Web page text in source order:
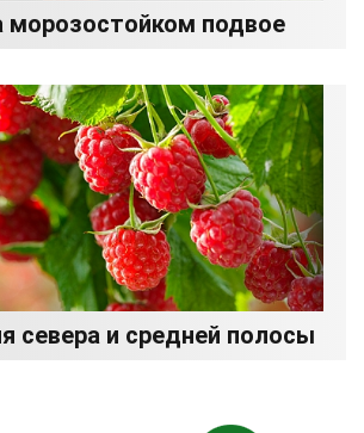
морозостойком подвое
севера и средней полосы